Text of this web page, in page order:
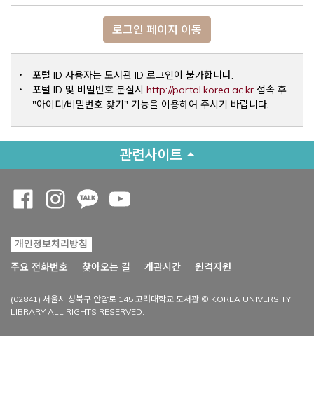
로그인 페이지 이동
포털 ID 사용자는 도서관 ID 로그인이 불가합니다.
포털 ID 및 비밀번호 분실시 http://portal.korea.ac.krOpens a
접속 후
"아이디/비밀번호 찾기" 기능을 이용하여 주시기 바랍니다.
관련사이트
개인정보처리방침
주요 전화번호
찾아오는 길 개관시간 원격지원
(02841) 서울시 성북구 안암로 145 고려대학교 도서관 © KOREA UNIVERSITY
LIBRARY ALL RIGHTS RESERVED.
Opens a new window
Opens a new window
Opens a new window